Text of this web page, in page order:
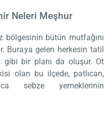
Neleri Meşhur
bölgesinin bütün mutfağını
Buraya gelen herkesin tatil
gibi bir planı da oluşur. Ot
olan bu ilçede, patlıcan,
sebze yemeklerinin